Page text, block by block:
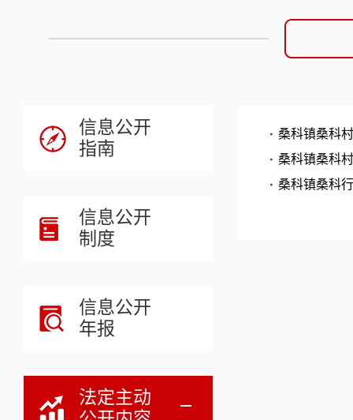
信息公开
指南
信息公开
制度
信息公开
年报
法定主动
桑科镇桑科
桑科镇桑科
桑科镇桑科